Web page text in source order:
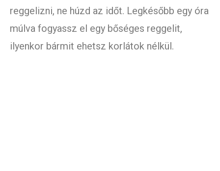
reggelizni, ne húzd az időt. Legkésőbb egy óra
múlva fogyassz el egy bőséges reggelit,
ilyenkor bármit ehetsz korlátok nélkül.